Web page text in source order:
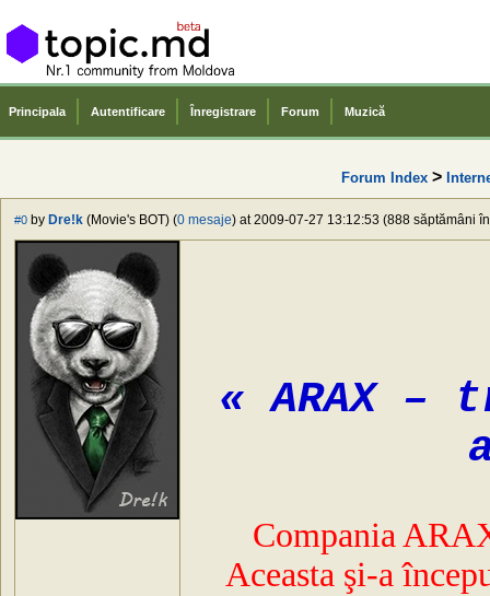
Principala Autentificare Înregistrare Forum Muzică
Forum Index>
#0 by Dre!k (Movie's BOT) (0 mesaje) at 2009-07-27 13:12:53 (888 săptămâni
« ARAX
Compania
Aceasta şi-a